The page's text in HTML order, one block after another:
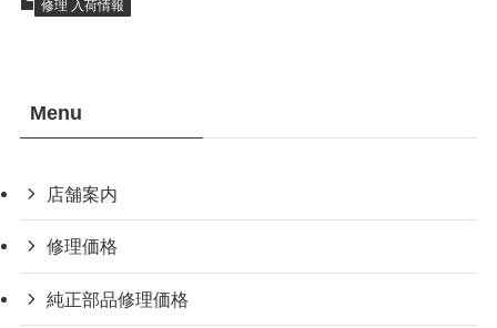
修理 入荷情報
Menu
店舗案内
修理価格
純正部品修理価格